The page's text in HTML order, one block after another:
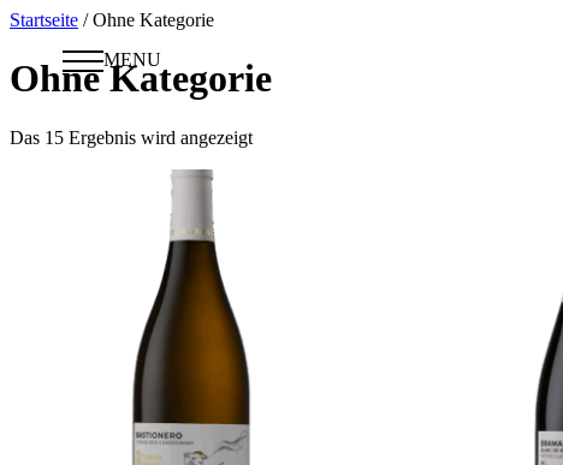
MENU
Startseite / Ohne Kategorie
Ohne Kategorie
Das 15 Ergebnis wird angezeigt